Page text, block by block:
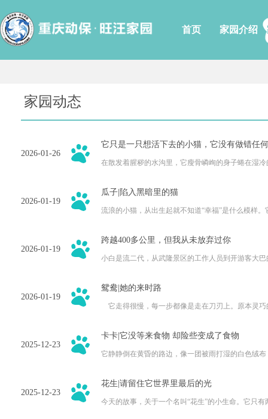
首页 家园介绍
家园动态
2026-01-26
它只是一只想活下去的小猫，它没有做错任
在散发着腥秽的水沟里，它瘦骨嶙峋的身子蜷在湿
深可见骨，被粗糙的石子磨得翻出了惨白的肉。没
2026-01-19
瓜子|陷入黑暗里的猫
流浪的小猫，从出生起就不知道“幸福”是什么模样
匆忙的脚步。但当有人偶尔停下，给它一口粮食时，
2026-01-19
跨越400多公里，但我从未放弃过你
小白是流二代，从武隆景区的工作人员到开游客大
事是它的标配，撒娇卖萌是它的日常。但这个世界
2026-01-19
鸳鸯|她的来时路
它走得很慢，每一步都像是走在刀刃上。原本灵
鼓地胀起，像一个过分充盈、随时可能破裂的水囊，
2025-12-23
卡卡|它没等来食物 却险些变成了食物
它静静倒在黄昏的路边，像一团被雨打湿的白色绒
色，却照不亮它伤痕累累的未来。当我靠近它时，
2025-12-23
花生|请留住它世界里最后的光
今天的故事，关于一个名叫“花生”的小生命。它只